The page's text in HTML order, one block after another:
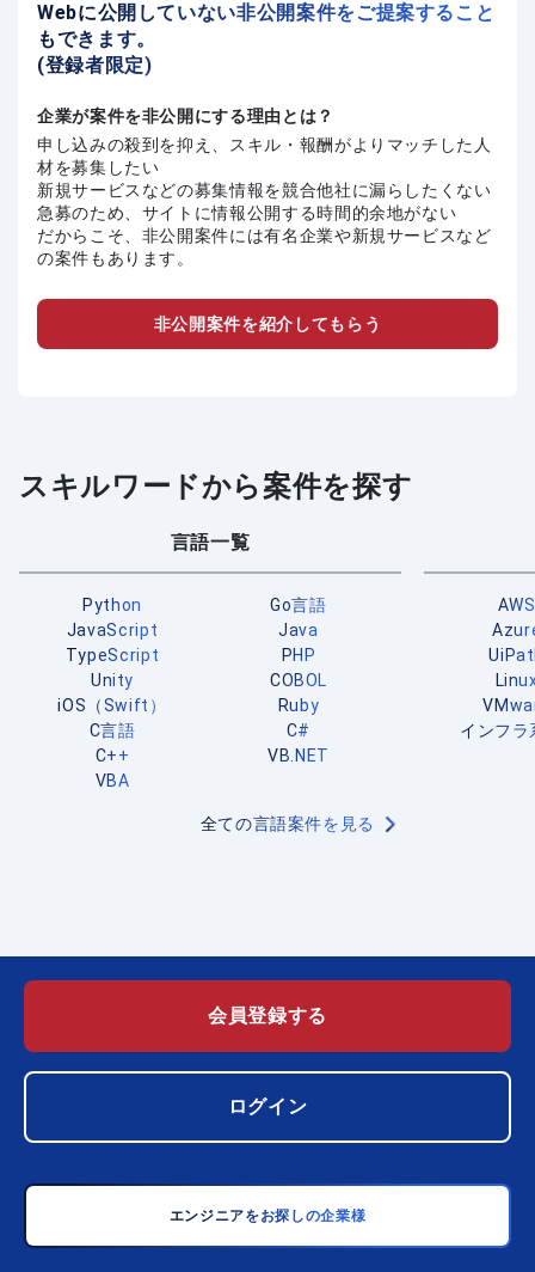
Webに公開していない非公開案件をご提案すること
もできます。
(登録者限定)
企業が案件を非公開にする理由とは？
申し込みの殺到を抑え、スキル・報酬がよりマッチした人
材を募集したい
新規サービスなどの募集情報を競合他社に漏らしたくない
急募のため、サイトに情報公開する時間的余地がない
だからこそ、非公開案件には有名企業や新規サービスなど
の案件もあります。
非公開案件を紹介してもらう
スキルワードから案件を探す
言語一覧
Python
Go言語
JavaScript
Java
TypeScript
PHP
Unity
COBOL
iOS（Swift）
Ruby
C言語
C#
C++
VB.NET
VBA
全ての言語案件を見る
AWS
インフラ
会員登録する
ログイン
エンジニアをお探しの企業様